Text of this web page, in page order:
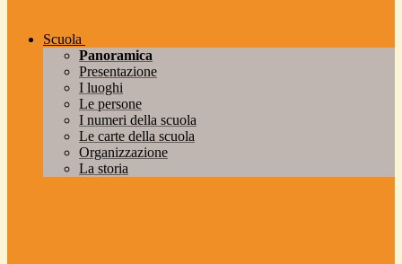
Scuola
Panoramica
Presentazione
I luoghi
Le persone
I numeri della scuola
Le carte della scuola
Organizzazione
La storia